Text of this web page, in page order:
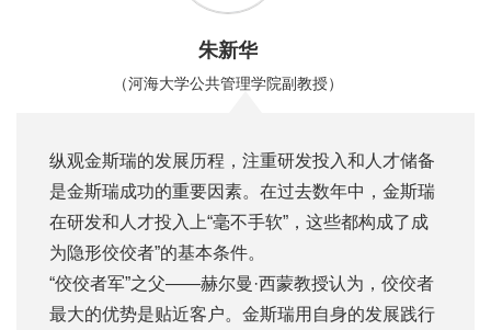
朱新华
（河海大学公共管理学院副教授）
纵观金斯瑞的发展历程，注重研发投入和人才储备
是金斯瑞成功的重要因素。在过去数年中，金斯瑞
在研发和人才投入上“毫不手软”，这些都构成了成
为隐形佼佼者”的基本条件。
“佼佼者军”之父——赫尔曼·西蒙教授认为，佼佼者
最大的优势是贴近客户。金斯瑞用自身的发展践行